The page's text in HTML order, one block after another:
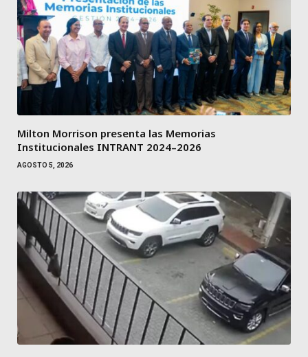
Milton Morrison presenta las Memorias
Institucionales INTRANT 2024–2026
AGOSTO 5, 2026